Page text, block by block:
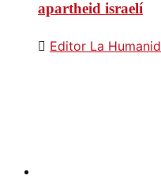
apartheid israelí
Editor La